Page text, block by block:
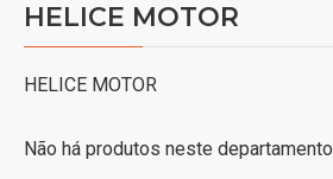
HELICE MOTOR
HELICE MOTOR
Não há produtos neste departamento